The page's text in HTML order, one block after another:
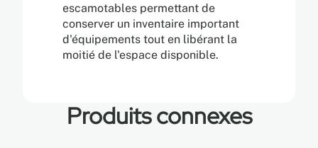
escamotables permettant de
conserver un inventaire important
d'équipements tout en libérant la
moitié de l'espace disponible.
Produits connexes